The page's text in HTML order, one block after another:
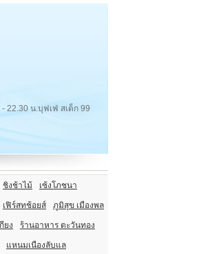
22.30 น.บุฟเฟ่ สเต็ก 99
ชิงช้าไม้ เซ้งโภชนา
เฟิร์สทช้อยส์ ภูมิสุข เมืองพล
ยง ร้านอาหาร ตะวันทอง
แหนมเนืองลับแล